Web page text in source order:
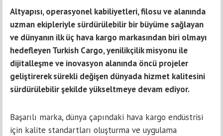
Altyapısı, operasyonel kabiliyetleri, filosu ve alanında
uzman ekipleriyle sürdürülebilir bir büyüme sağlayan
ve dünyanın ilk üç hava kargo markasından biri olmayı
hedefleyen Turkish Cargo, yenilikçilik misyonu ile
dijitalleşme ve inovasyon alanında öncü projeler
geliştirerek sürekli değişen dünyada hizmet kalitesini
sürdürülebilir şekilde yükseltmeye devam ediyor.
Başarılı marka, dünya çapındaki hava kargo endüstrisi
için kalite standartları oluşturma ve uygulama